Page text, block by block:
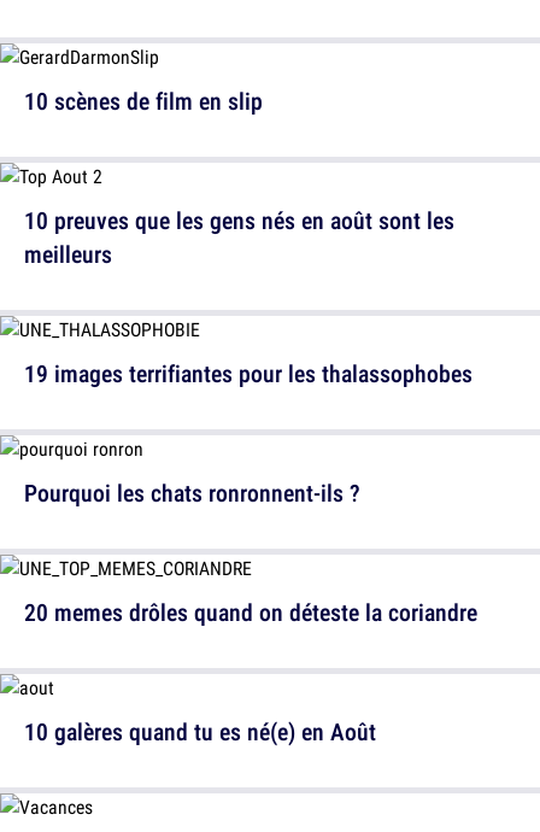
10 preuves que les gens nés en août sont les
meilleurs
Pourquoi les chats ronronnent-ils ?
10 galères quand tu es né(e) en Août
10 scènes de film en slip
19 images terrifiantes pour les thalassophobes
20 memes drôles quand on déteste la coriandre